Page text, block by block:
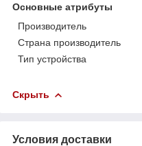
Основные атрибуты
Производитель
Страна производитель
Тип устройства
Скрыть
Условия доставки